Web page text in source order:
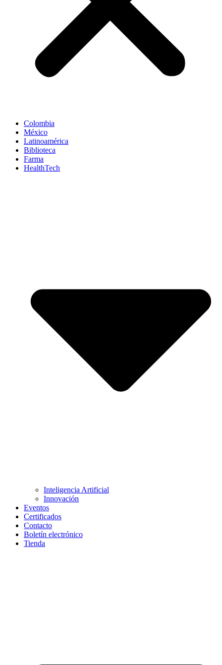
Colombia
México
Latinoamérica
Biblioteca
Farma
HealthTech
Inteligencia Artificial
Innovación
Eventos
Certificados
Contacto
Boletín electrónico
Tienda